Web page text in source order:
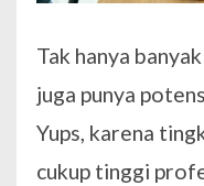
Tak hanya
juga punya
Yups, karena
cukup tinggi